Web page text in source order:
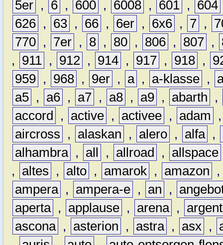
5er , 6 , 600 , 6008 , 601 , 604
626 , 63 , 66 , 6er , 6x6 , 7 ,
770 , 7er , 8 , 80 , 806 , 807 ,
,
911 , 912 , 914 , 917 , 918 ,
959 , 968 , 9er , a , a-klasse ,
a5 , a6 , a7 , a8 , a9 , abarth
,
accord
, active , activee , adam
aircross
, alaskan , alero , alfa ,
alhambra , all , allroad , allspace
,
altes , alto , amarok , amazon
ampera , ampera-e , an ,
aperta , applause , arena ,
ascona , asterion , astra , asx ,